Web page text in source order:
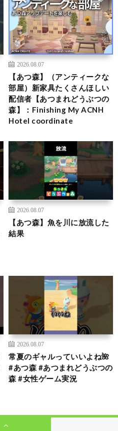
2026.08.07
【あつ森】（アンティークな
部屋）新家具たくさんほしい
配信者【あつまれどうぶつの
森】：Finishing My ACNH
Hotel coordinate
2026.08.07
【あつ森】魚を川に放流した
結果
2026.08.07
常夏のギャルっていいよね🌺
#あつ森 #あつまれどうぶつの
森 #女性ゲーム実況